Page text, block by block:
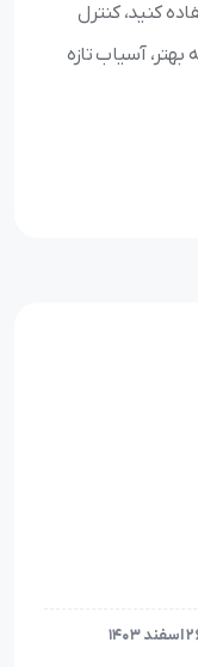
کنید، کنترل
آسیاب تازه
1403